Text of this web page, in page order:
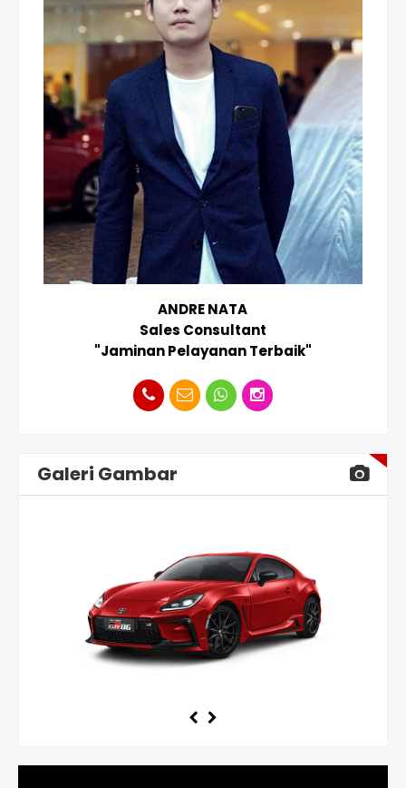
ANDRE NATA
Sales Consultant
"Jaminan Pelayanan Terbaik"
Galeri Gambar